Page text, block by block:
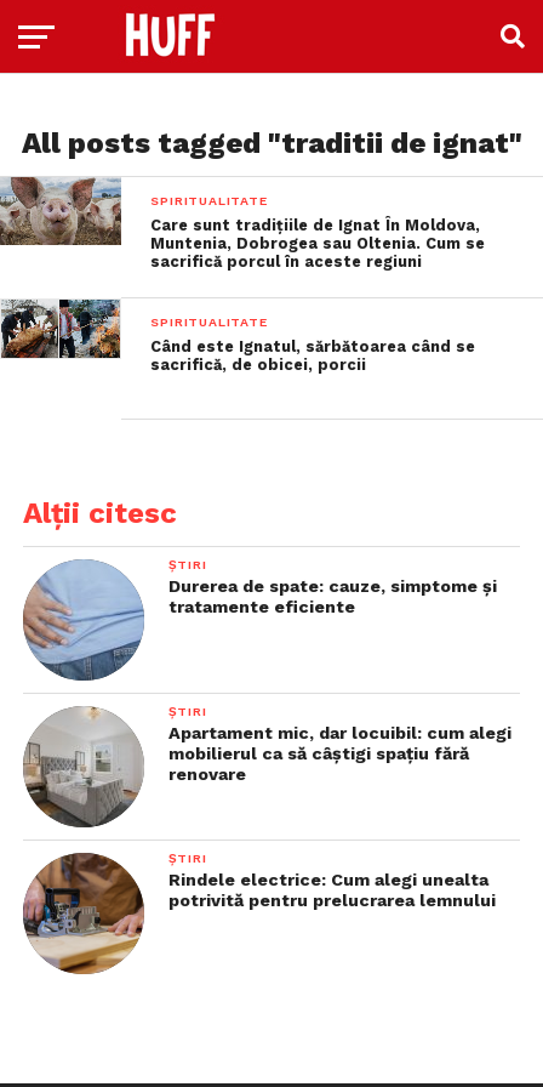
All posts tagged "traditii de ignat"
SPIRITUALITATE
Care sunt tradițiile de Ignat În Moldova,
Muntenia, Dobrogea sau Oltenia. Cum se
sacrifică porcul în aceste regiuni
SPIRITUALITATE
Când este Ignatul, sărbătoarea când se
sacrifică, de obicei, porcii
Alții citesc
ȘTIRI
Durerea de spate: cauze, simptome și
tratamente eficiente
ȘTIRI
Apartament mic, dar locuibil: cum alegi
mobilierul ca să câștigi spațiu fără
renovare
ȘTIRI
Rindele electrice: Cum alegi unealta
potrivită pentru prelucrarea lemnului